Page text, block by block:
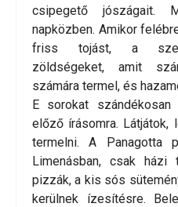
csipegető jószágait.
napközben. Amikor
friss tojást, a
zöldségeket, amit
számára termel, és
E sorokat
előző írásomra. Látjátok,
termelni. A Panagotta
Limenásban, csak házi
pizzák, a kis sós
kerülnek ízesítésre.